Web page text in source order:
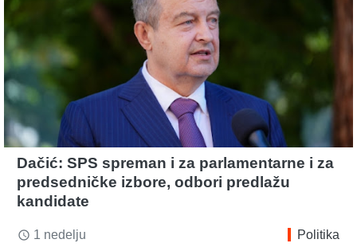
Dačić: SPS spreman i za parlamentarne i za
predsedničke izbore, odbori predlažu
kandidate
access_time 1 nedelju Politika